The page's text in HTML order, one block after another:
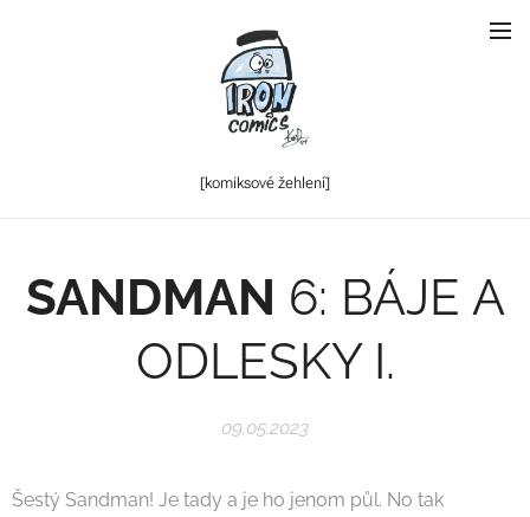
[komiksové žehlení]
SANDMAN 6: BÁJE A
ODLESKY I.
09.05.2023
Šestý Sandman! Je tady a je ho jenom půl. No tak